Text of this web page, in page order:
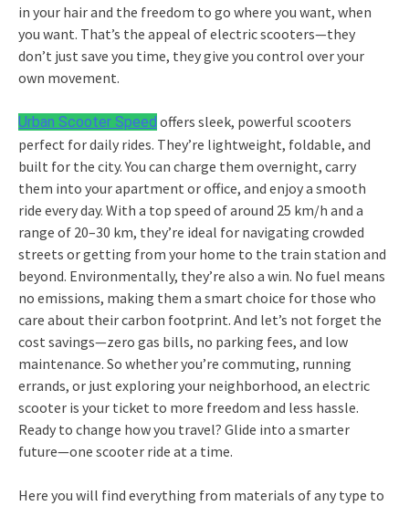
in your hair and the freedom to go where you want, when
you want. That’s the appeal of electric scooters—they
don’t just save you time, they give you control over your
own movement.
Urban Scooter Speed offers sleek, powerful scooters
perfect for daily rides. They’re lightweight, foldable, and
built for the city. You can charge them overnight, carry
them into your apartment or office, and enjoy a smooth
ride every day. With a top speed of around 25 km/h and a
range of 20–30 km, they’re ideal for navigating crowded
streets or getting from your home to the train station and
beyond. Environmentally, they’re also a win. No fuel means
no emissions, making them a smart choice for those who
care about their carbon footprint. And let’s not forget the
cost savings—zero gas bills, no parking fees, and low
maintenance. So whether you’re commuting, running
errands, or just exploring your neighborhood, an electric
scooter is your ticket to more freedom and less hassle.
Ready to change how you travel? Glide into a smarter
future—one scooter ride at a time.
Here you will find everything from materials of any type to